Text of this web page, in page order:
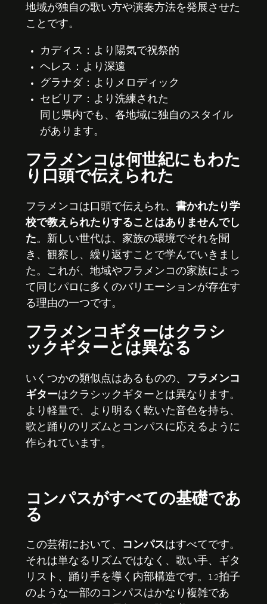
地域が独自の歌い方や演奏方法を発展させた
ことです。
カディス：より陽気で祝祭的
ヘレス：より深遠
グラナダ：よりメロディック
セビリア：より洗練された
同じ県内でも、各地域に独自のスタイル
があります。
フラメンコは何世紀にもわた
り口頭で伝えられた
フラメンコは口頭で伝えられ、 書かれたり学
校で教えられたりすることはありませんでし
た。新しい世代は、家族の環境でそれを聞
き、観察し、繰り返すことで学んでいきまし
た。これが、地域やフラメンコの家族によっ
て同じパロに多くのバリエーションが存在す
る理由の一つです。
フラメンコギターはクラシ
ックギターとは異なる
いくつかの類似点はあるものの、
フラメンコ
ギターはクラシックギターとは異なります。
より軽量で、より明るく乾いた音色を持ち、
歌と踊りのリズムとコンパスに応えるように
作られています。
コンパスがすべての基礎であ
る
この芸術において、 コンパスはすべてです。
それは単なるリズムではなく、歌い手、ギタ
リスト、踊り手を導く内部構造です。12拍子
のような一部のコンパスはかなり複雑であ